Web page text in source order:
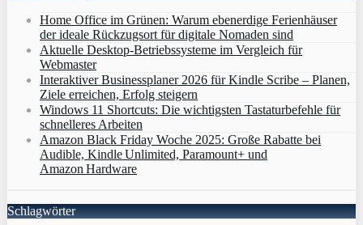
Home Office im Grünen: Warum ebenerdige Ferienhäuser
der ideale Rückzugsort für digitale Nomaden sind
Aktuelle Desktop-Betriebssysteme im Vergleich für
Webmaster
Interaktiver Businessplaner 2026 für Kindle Scribe – Planen,
Ziele erreichen, Erfolg steigern
Windows 11 Shortcuts: Die wichtigsten Tastaturbefehle für
schnelleres Arbeiten
Amazon Black Friday Woche 2025: Große Rabatte bei
Audible, Kindle Unlimited, Paramount+ und
Amazon Hardware
Schlagwörter